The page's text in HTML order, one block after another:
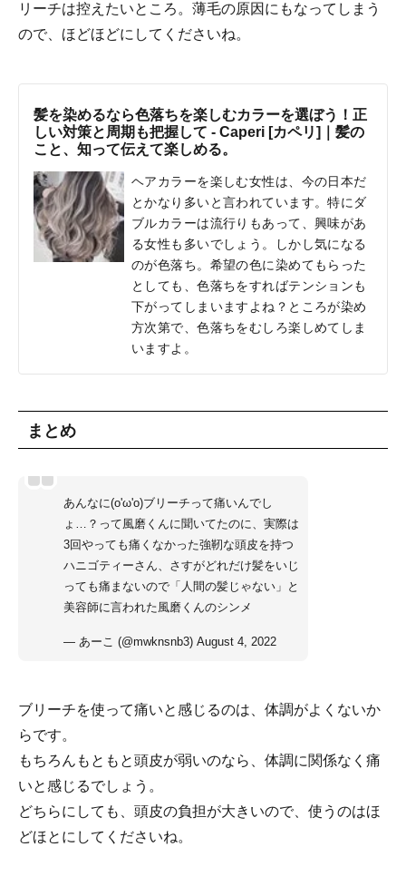
リーチは控えたいところ。薄毛の原因にもなってしまう
ので、ほどほどにしてくださいね。
髪を染めるなら色落ちを楽しむカラーを選ぼう！正
しい対策と周期も把握して - Caperi [カペリ]｜髪の
こと、知って伝えて楽しめる。
ヘアカラーを楽しむ女性は、今の日本だ
とかなり多いと言われています。特にダ
ブルカラーは流行りもあって、興味があ
る女性も多いでしょう。しかし気になる
のが色落ち。希望の色に染めてもらった
としても、色落ちをすればテンションも
下がってしまいますよね？ところが染め
方次第で、色落ちをむしろ楽しめてしま
いますよ。
まとめ
あんなに(o'ω'o)ブリーチって痛いんでし
ょ…？って風磨くんに聞いてたのに、実際は
3回やっても痛くなかった強靭な頭皮を持つ
ハニゴティーさん、さすがどれだけ髪をいじ
っても痛まないので「人間の髪じゃない」と
美容師に言われた風磨くんのシンメ
— あーこ (@mwknsnb3) August 4, 2022
ブリーチを使って痛いと感じるのは、体調がよくないか
らです。
もちろんもともと頭皮が弱いのなら、体調に関係なく痛
いと感じるでしょう。
どちらにしても、頭皮の負担が大きいので、使うのはほ
どほとにしてくださいね。